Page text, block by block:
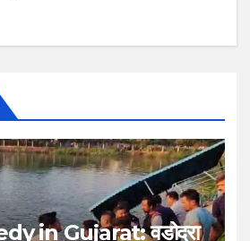
in Gujarat: वडोदरा